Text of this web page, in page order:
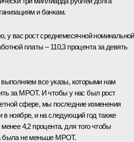
и банкам.
у вас рост среднемесячной номинальной
платы – 110,3 процента за девять
все указы, которыми нам
за МРОТ. И чтобы у нас был рост
сфере, мы последние изменения
в ноябре, и на следующий год также
4,2 процента, для того чтобы
была не меньше МРОТ.